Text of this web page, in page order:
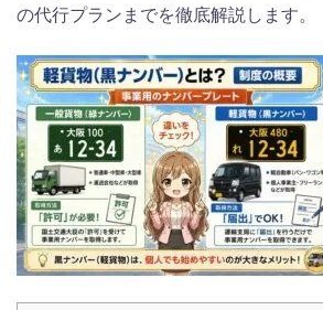
の代行プランまでを徹底解説します。